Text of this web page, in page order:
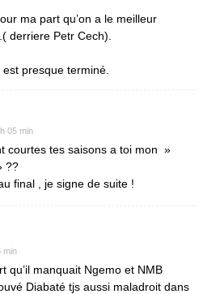
ma part qu’on a le meilleur
derriere Petr Cech).
presque terminé.
05 min
courtes tes saisons a toi mon »
??
final , je signe de suite !
min
qu’il manquait Ngemo et NMB
Diabaté tjs aussi maladroit dans